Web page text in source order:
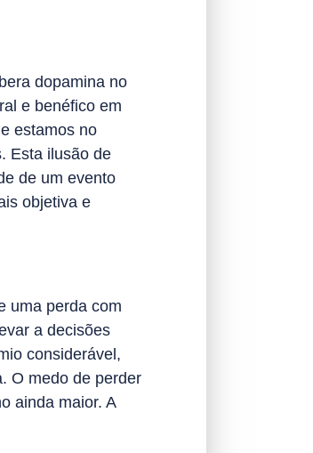
dopamina no
e benéfico em
estamos no
Esta ilusão de
de um evento
objetiva e
uma perda com
a decisões
considerável,
O medo de perder
ainda maior. A